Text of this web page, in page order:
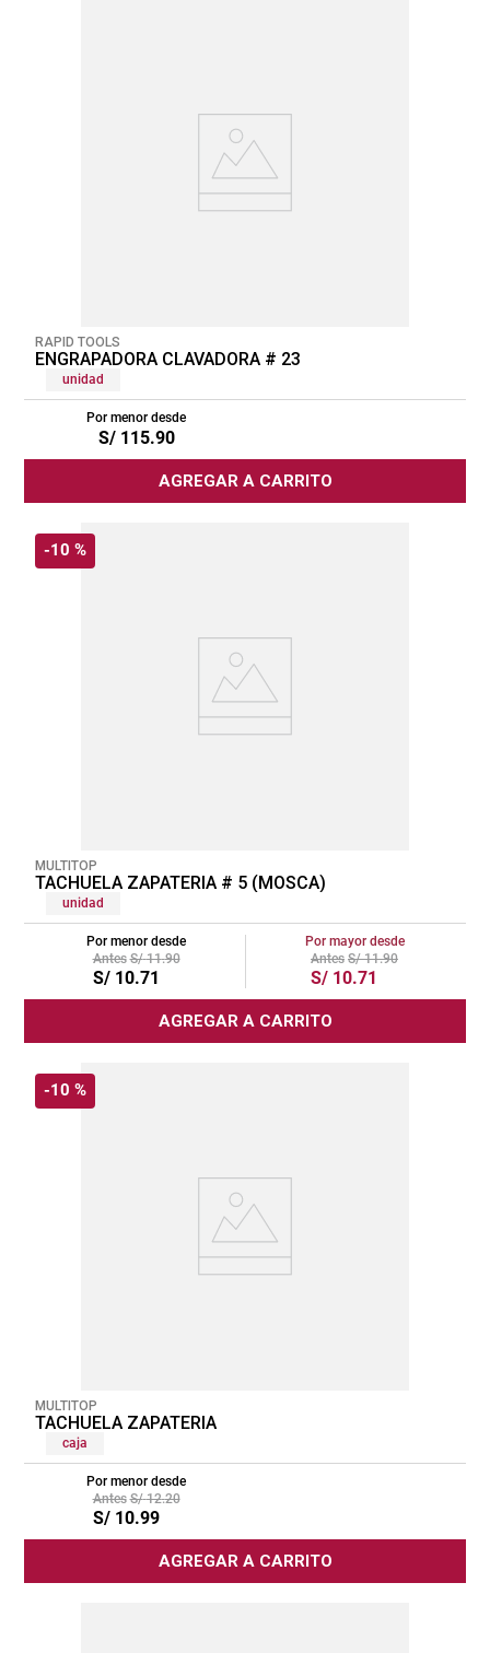
RAPID TOOLS
ENGRAPADORA CLAVADORA # 23
unidad
Por menor desde
S/ 115.90
AGREGAR A CARRITO
-10 %
MULTITOP
TACHUELA ZAPATERIA # 5 (MOSCA)
unidad
Por menor desde
S/ 11.90
S/ 10.71
Por mayor desde
S/ 11.90
S/ 10.71
AGREGAR A CARRITO
-10 %
MULTITOP
TACHUELA ZAPATERIA
caja
Por menor desde
S/ 12.20
S/ 10.99
AGREGAR A CARRITO